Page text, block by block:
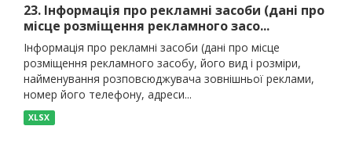
23. Інформація про рекламні засоби (дані про
місце розміщення рекламного засо...
Інформація про рекламні засоби (дані про місце
розміщення рекламного засобу, його вид і розміри,
найменування розповсюджувача зовнішньої реклами,
номер його телефону, адреси...
XLSX